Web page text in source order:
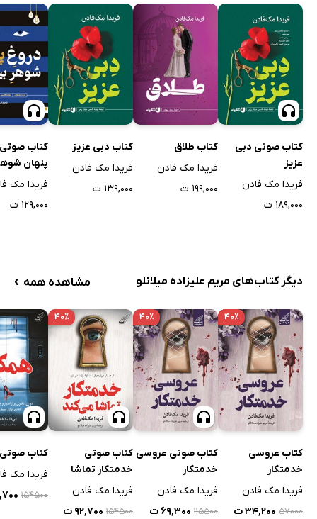
کتاب صوتی دبی
عزیز
فریدا مک فادن
۱۸۹,۰۰۰ ت
کتاب طلاق
فریدا مک فادن
۱۹۹,۰۰۰ ت
کتاب دبی عزیز
فریدا مک فادن
۱۳۹,۰۰۰ ت
کتاب
پنهان
فریدا مک
۱۲۹,۰۰۰ ت
دیگر کتاب‌های مریم علیزاده میلانلو مشاهده همه ›
۴۰٪
کتاب عروسی
خدمتکار
فریدا مک فادن
۵۷۰۰۰ ۳۴,۲۰۰ ت
۴۰٪
کتاب صوتی عروسی
خدمتکار
فریدا مک فادن
۱۱۵۵۰۰ ۶۹,۳۰۰ ت
۴۰٪
کتاب صوتی
خدمتکار تماشا
می‌کند
فریدا مک فادن
۱۵۴۵۰۰ ۹۲,۷۰۰ ت
کتاب
فریدا مک
۱۵۴۵۰۰